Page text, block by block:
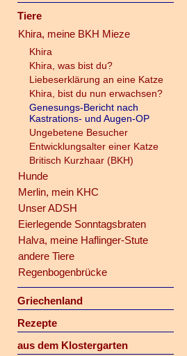
Tiere
Khira, meine BKH Mieze
Khira
Khira, was bist du?
Liebeserklärung an eine Katze
Khira, bist du nun erwachsen?
Genesungs-Bericht nach
Kastrations- und Augen-OP
Ungebetene Besucher
Entwicklungsalter einer Katze
Britisch Kurzhaar (BKH)
Hunde
Merlin, mein KHC
Unser ADSH
Eierlegende Sonntagsbraten
Halva, meine Haflinger-Stute
andere Tiere
Regenbogenbrücke
Griechenland
Rezepte
aus dem Klostergarten